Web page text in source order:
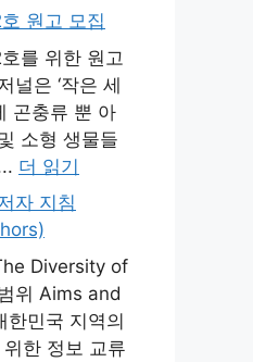
원고 모집
를 위한 원고
널은 ‘작은 세
곤충류 뿐 아
소형 생물들
더 읽기
자 지침
Diversity of
위 Aims and
한민국 지역의
한 정보 교류